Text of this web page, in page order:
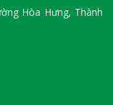
Hòa Hưng, Thành